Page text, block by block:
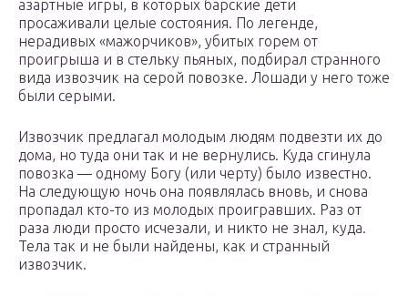
азартные игры, в которых барские дети
просаживали целые состояния. По легенде,
нерадивых «мажорчиков», убитых горем от
проигрыша и в стельку пьяных, подбирал странного
вида извозчик на серой повозке. Лошади у него тоже
были серыми.
Извозчик предлагал молодым людям подвезти их до
дома, но туда они так и не вернулись. Куда сгинула
повозка — одному Богу (или черту) было известно.
На следующую ночь она появлялась вновь, и снова
пропадал кто-то из молодых проигравших. Раз от
раза люди просто исчезали, и никто не знал, куда.
Тела так и не были найдены, как и странный
извозчик.